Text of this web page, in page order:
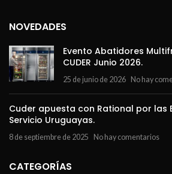
NOVEDADES
Evento Abatidores
CUDER Junio 2026.
25 de junio de 2026 No hay
Cuder apuesta con Rational por las
Servicio Uruguayas.
8 de septiembre de 2025 No hay comentarios
CATEGORÍAS